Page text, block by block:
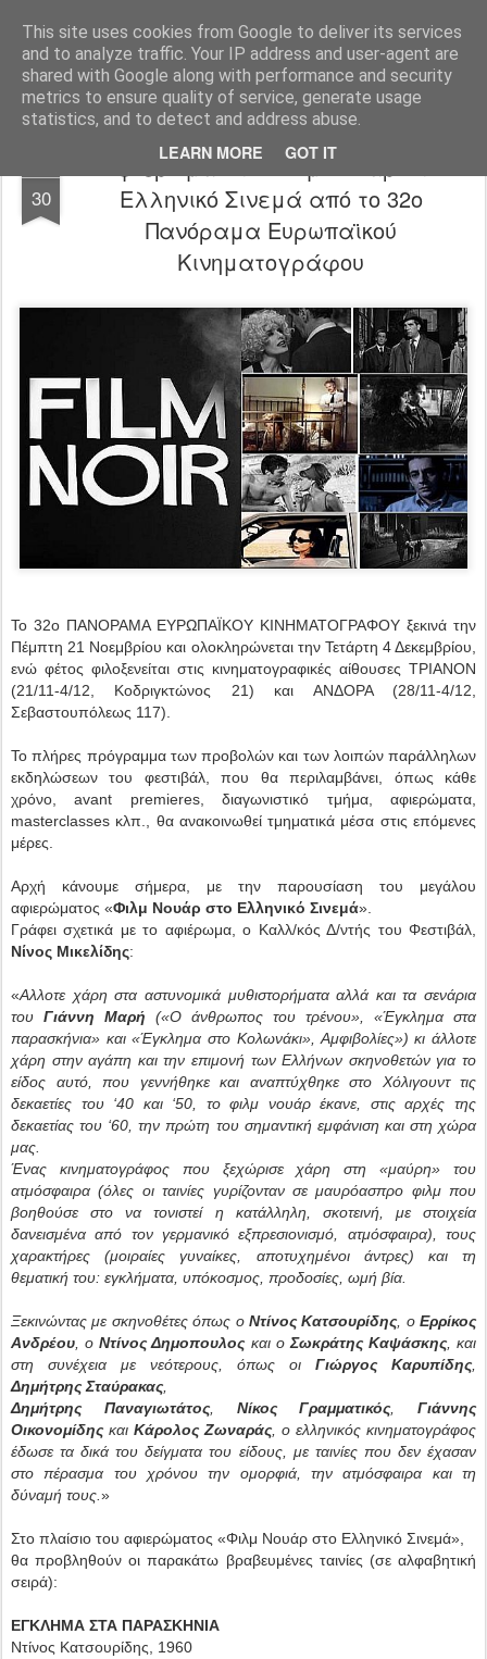
This site uses cookies from Google to deliver its services
and to analyze traffic. Your IP address and user-agent are
shared with Google along with performance and security
metrics to ensure quality of service, generate usage
statistics, and to detect and address abuse.
LEARN MORE GOT IT
FilmBoy
30
Αφιέρωμα στο Φιλμ Νουάρ στο
Ελληνικό Σινεμά από το 32ο
Πανόραμα Ευρωπαϊκού
Κινηματογράφου
Το 32ο ΠΑΝΟΡΑΜΑ ΕΥΡΩΠΑΪΚΟΥ ΚΙΝΗΜΑΤΟΓΡΑΦΟΥ ξεκινά την
Πέμπτη 21 Νοεμβρίου και ολοκληρώνεται την Τετάρτη 4 Δεκεμβρίου,
ενώ φέτος φιλοξενείται στις κινηματογραφικές αίθουσες ΤΡΙΑΝΟΝ
(21/11-4/12, Κοδριγκτώνος 21) και ΑΝΔΟΡΑ (28/11-4/12,
Σεβαστουπόλεως 117).
Το πλήρες πρόγραμμα των προβολών και των λοιπών παράλληλων
εκδηλώσεων του φεστιβάλ, που θα περιλαμβάνει, όπως κάθε
χρόνο, avant premieres, διαγωνιστικό τμήμα, αφιερώματα,
masterclasses κλπ., θα ανακοινωθεί τμηματικά μέσα στις επόμενες
μέρες.
Αρχή κάνουμε σήμερα, με την παρουσίαση του μεγάλου
αφιερώματος «Φιλμ Νουάρ στο Ελληνικό Σινεμά».
Γράφει σχετικά με το αφιέρωμα, ο Καλλ/κός Δ/ντής του Φεστιβάλ,
Νίνος Μικελίδης:
«Αλλοτε χάρη στα αστυνομικά μυθιστορήματα αλλά και τα σενάρια
του Γιάννη Μαρή
(«Ο άνθρωπος του τρένου», «Έγκλημα στα
παρασκήνια» και «Έγκλημα στο Κολωνάκι», Αμφιβολίες») κι άλλοτε
χάρη στην αγάπη και την επιμονή των Ελλήνων σκηνοθετώνγια το
είδος αυτό, που γεννήθηκε και αναπτύχθηκε στο Χόλιγουντ τις
δεκαετίες του ‘40 και ‘50, το φιλμ νουάρ έκανε, στις αρχές της
δεκαετίας του ‘60, την πρώτη του σημαντική εμφάνιση και στη χώρα
μας.
Ένας κινηματογράφος που ξεχώρισε χάρη στη «μαύρη» του
ατμόσφαιρα (όλες οι ταινίες γυρίζονταν σε μαυρόασπρο φιλμ που
βοηθούσε στο να τονιστεί η κατάλληλη, σκοτεινή, με στοιχεία
δανεισμένα από τον γερμανικό εξπρεσιονισμό, ατμόσφαιρα), τους
χαρακτήρες (μοιραίες γυναίκες, αποτυχημένοι άντρες) και τη
θεματική του: εγκλήματα, υπόκοσμος, προδοσίες, ωμή βία.
Ξεκινώντας με σκηνοθέτες όπως ο Ντίνος Κατσουρίδης, ο Ερρίκος
Ανδρέου, οΝτίνος Δημοπουλος και οΣωκράτης Καψάσκης, και
στη συνέχεια με νεότερους, όπως οι Γιώργος Καρυπίδης,
Δημήτρης Σταύρακας,
Δημήτρης Παναγιωτάτος, Νίκος Γραμματικός, Γιάννης
Οικονομίδης και Κάρολος Ζωναράς, ο ελληνικός κινηματογράφος
έδωσε τα δικά του δείγματα του είδους, με ταινίες που δεν έχασαν
στο πέρασμα του χρόνου την ομορφιά, την ατμόσφαιρα και τη
δύναμή τους.»
Στο πλαίσιο του αφιερώματος «Φιλμ Νουάρ στο Ελληνικό Σινεμά»,
θα προβληθούν οι παρακάτω βραβευμένες ταινίες (σε αλφαβητική
σειρά):
ΕΓΚΛΗΜΑ ΣΤΑ ΠΑΡΑΣΚΗΝΙΑ
Ντίνος Κατσουρίδης, 1960